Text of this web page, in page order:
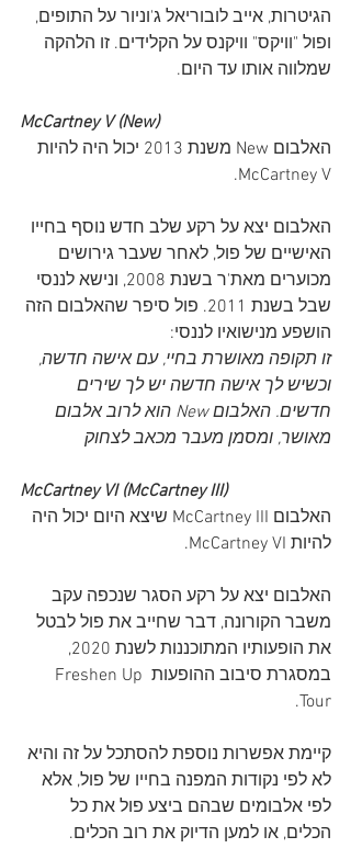
הגיטרות, אייב לובוריאל ג'וניור על התופים,
ופול "וויקס" וויקנס על הקלידים. זו הלהקה
שמלווה אותו עד היום.
McCartney V (New)
האלבום New משנת 2013 יכול היה להיות
McCartney V.
האלבום יצא על רקע שלב חדש נוסף בחייו
האישיים של פול, לאחר שעבר גירושים
מכוערים מאת'ר בשנת 2008, ונישא לננסי
שבל בשנת 2011. פול סיפר שהאלבום הזה
הושפע מנישואיו לננסי:
זו תקופה מאושרת בחיי, עם אישה חדשה,
וכשיש לך אישה חדשה יש לך שירים
חדשים. האלבום New הוא לרוב אלבום
מאושר, ומסמן מעבר מכאב לצחוק
McCartney VI (McCartney III)
האלבום McCartney III שיצא היום יכול היה
להיות McCartney VI.
האלבום יצא על רקע הסגר שנכפה עקב
משבר הקורונה, דבר שחייב את פול לבטל
את הופעותיו המתוכננות לשנת 2020,
במסגרת סיבוב ההופעות Freshen Up
Tour.
קיימת אפשרות נוספת להסתכל על זה והיא
לא לפי נקודות המפנה בחייו של פול, אלא
לפי אלבומים שבהם ביצע פול את כל
הכלים, או למען הדיוק את רוב הכלים.